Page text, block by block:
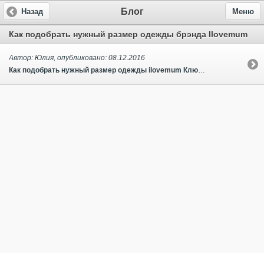
Блог
Назад Меню
Как подобрать нужный размер одежды брэнда Ilovemum
Автор: Юлия, опубликовано: 08.12.2016
Как подобрать нужный размер одежды ilovemum Ключом к определению размера женской одежды является полуобхват груди. Полуобхват груди и есть ваш размер в отечественной системе. Так же мы рекомендуем померить Вам все три параметра: - Обхват груди (ОГ): измеряется горизонтально по выступающим точкам груди вокруг тела. (Полуобхват равен обхвату груди, деленному пополам); - Обхват талии / обхват пояса (ОТ): измеряется, не затягивая, по талии; - Обхват бедёр (ОБ): измерительная лента проходит по самым выступающим местам ягодиц. После того, как вы провели данные змерения, воспользуйтесь таблицей российских размеров, чтобы узнать свой размер. Нижеприведенные таблицы размеров помогут вам с максимальной точностью подобрать самый оптимальный вариант. Таблица размеров женской одежды Размер 42 44 46 48 50 52 54 Обхват груди 88 92 96 100 104 108 112 Обхват талии 70 74 78 82 86 90 94 Обхват бедер 94 98 102 106 110 114 118 Таблица размеров нижнего белья Размер белья Бюстгальтер Трусы Российский размер S 70-75 ABCD Бедра 88-94 см. 42-44 M 75-80 ABCD Бедра 98-102 см. 46-48 L 80-85 ABCD Бедра 106-110 см. 50-52 Таблица размеров детской одежды Размер 62 68 74 80 86 92 98 104 110 116 122 Рост (см.) 50-62 63-68 69-75 75-80 81-86 87-92 93-98 99-104 105-110 111-116...